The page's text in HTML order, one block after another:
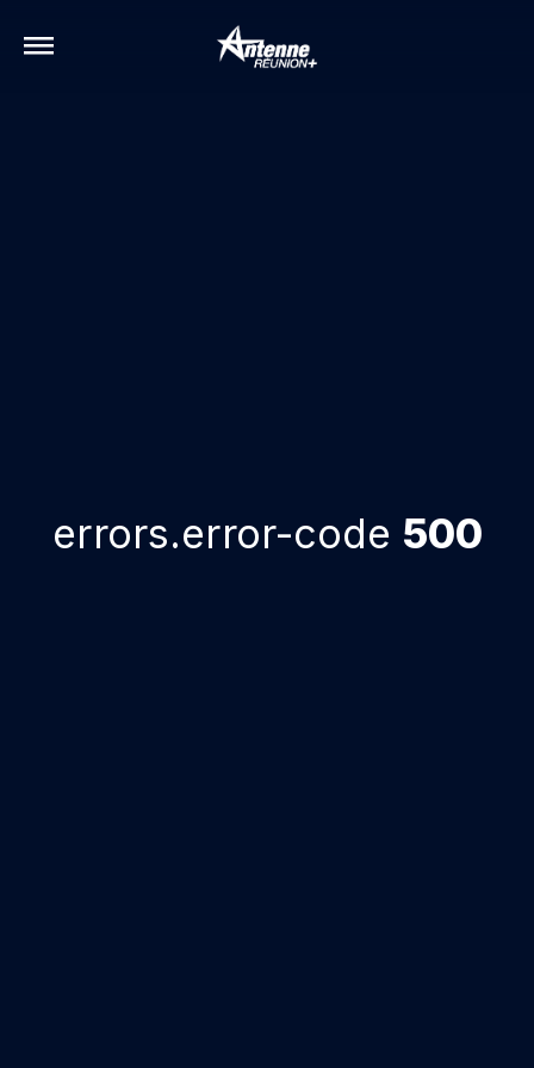
errors.error-code 500